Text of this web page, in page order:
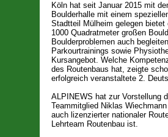
Köln hat seit Januar 2015 mit
Boulderhalle mit einem
Stadtteil Mülheim gelegen bietet
1000 Quadratmeter großen
Boulderproblemen auch
Parkourtrainings sowie
Kursangebot. Welche
des Routenbaus hat, zeigte
erfolgreich veranstaltete 2.
ALPINEWS hat zur Vorstellung
Teammitglied Niklas
auch lizenzierter nationaler
Lehrteam Routenbau ist.